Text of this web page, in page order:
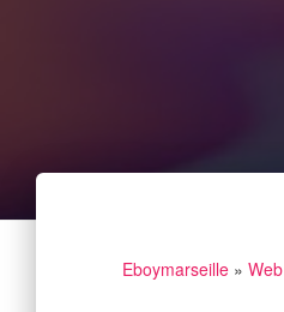
Eboymarseille » Web